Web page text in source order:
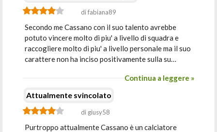
di fabiana89
Secondo me Cassano con il suo talento avrebbe
potuto vincere molto di piu' a livello di squadra e
raccogliere molto di piu' a livello personale ma il suo
carattere non ha inciso positivamente sulla su…
Continua a leggere »
Attualmente svincolato
di giusy58
Purtroppo attualmente Cassano è un calciatore